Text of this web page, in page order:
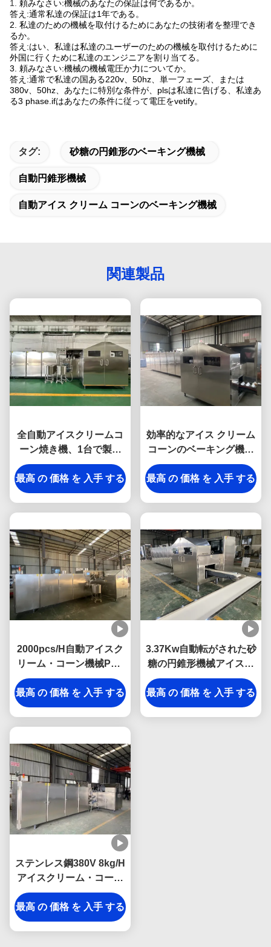
1. 頼みなさい:機械のあなたの保証は何であるか。
答え:通常私達の保証は1年である。
2. 私達のための機械を取付けるためにあなたの技術者を整理でき
るか。
答え:はい、私達は私達のユーザーのための機械を取付けるために
外国に行くために私達のエンジニアを割り当てる。
3. 頼みなさい:機械の機械電圧か力についてか。
答え:通常で私達の国ある220v、50hz、単一フェーズ、または
380v、50hz、あなたに特別な条件が、plsは私達に告げる、私達あ
る3 phase.ifはあなたの条件に従って電圧をvetify。
タグ: 砂糖の円錐形のベーキング機械
自動円錐形機械
自動アイス クリーム コーンのベーキング機械
関連製品
全自動アイスクリームコ
ーン焼き機、1台で製品
ニーズに合わせたカスタ
マイズ可能な金型
最高 の 価格 を 入手 する
効率的なアイス クリーム
コーンのベーキング機械
ステンレス鋼材料耐久財
最高 の 価格 を 入手 する
2000pcs/H自動アイスク
リーム・コーン機械PLC
制御
最高 の 価格 を 入手 する
3.37Kw自動転がされた砂
糖の円錐形機械アイスク
リーム・コーンの生産工
場
最高 の 価格 を 入手 する
ステンレス鋼380V 8kg/H
アイスクリーム・コーン
焼ける機械
最高 の 価格 を 入手 する